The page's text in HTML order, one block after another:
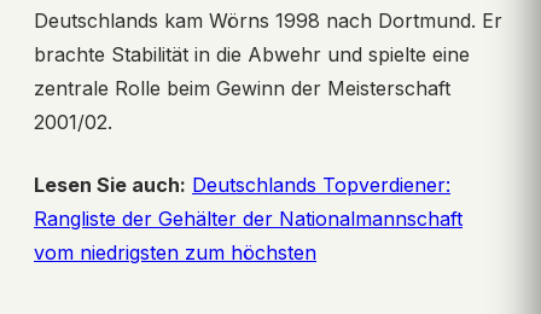
Deutschlands kam Wörns 1998 nach Dortmund. Er
brachte Stabilität in die Abwehr und spielte eine
zentrale Rolle beim Gewinn der Meisterschaft
2001/02.
Lesen Sie auch: Deutschlands Topverdiener:
Rangliste der Gehälter der Nationalmannschaft
vom niedrigsten zum höchsten